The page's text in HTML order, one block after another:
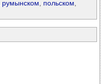
румынском польском